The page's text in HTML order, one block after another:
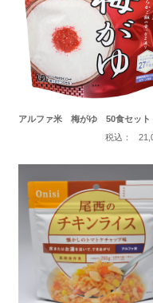
アルファ米 梅がゆ 50食セット
税込：